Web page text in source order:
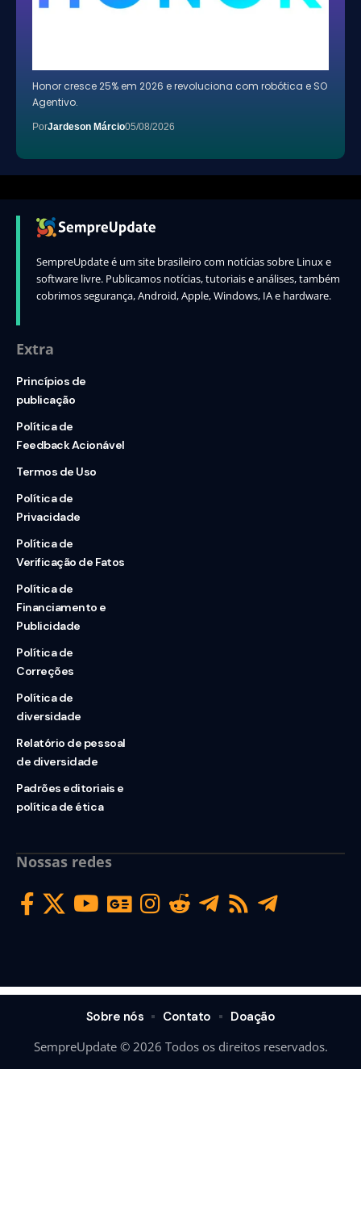
Honor cresce 25% em 2026 e revoluciona com robótica e SO
Agentivo.
PorJardeson Márcio05/08/2026
SempreUpdate é um site brasileiro com notícias sobre Linux e
software livre. Publicamos notícias, tutoriais e análises, também
cobrimos segurança, Android, Apple, Windows, IA e hardware.
Extra
Princípios de
publicação
Política de
Feedback Acionável
Termos de Uso
Política de
Privacidade
Política de
Verificação de Fatos
Política de
Financiamento e
Publicidade
Política de
Correções
Política de
diversidade
Relatório de pessoal
de diversidade
Padrões editoriais e
política de ética
Nossas redes
SempreUpdate © 2026 Todos os direitos reservados.
Sobre nós Contato Doação